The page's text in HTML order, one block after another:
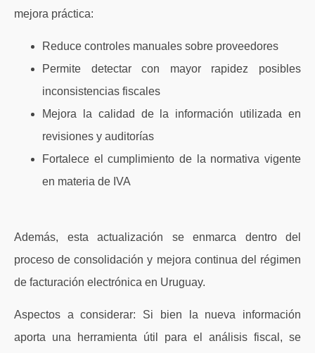
mejora práctica:
Reduce controles manuales sobre proveedores
Permite detectar con mayor rapidez posibles
inconsistencias fiscales
Mejora la calidad de la información utilizada en
revisiones y auditorías
Fortalece el cumplimiento de la normativa vigente
en materia de IVA
Además, esta actualización se enmarca dentro del
proceso de consolidación y mejora continua del régimen
de facturación electrónica en Uruguay.
Aspectos a considerar: Si bien la nueva información
aporta una herramienta útil para el análisis fiscal, se